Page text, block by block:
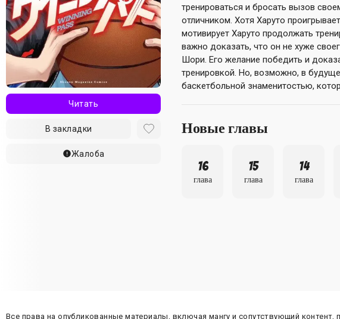
Читать
В закладки
Жалоба
тренироваться и бросать вызов
отличником. Хотя Харуто
мотивирует Харуто продолжать
важно доказать, что он не хуже
Шори. Его желание победить и
тренировкой. Но, возможно, в
баскетбольной знаменитостью,
Новые главы
16
глава
15
глава
14
глава
Все права на опубликованные материалы, включая мангу и сопутствующий